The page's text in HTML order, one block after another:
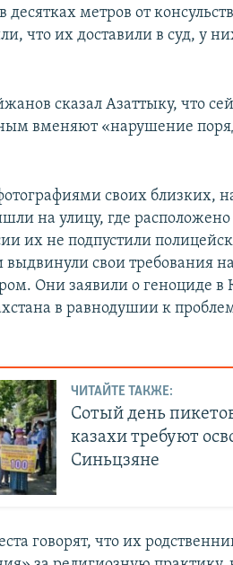
метров от
что их доставили в суд, у
сказал Азаттыку, что
вменяют «нарушение
своих близких,
на улицу, где расположено
их не подпустили
свои требования
Они заявили о геноциде в
в равнодушии к
ЧИТАЙТЕ ТАКЖЕ:
Сотый день
казахи требуют
Синьцзяне
говорят, что их